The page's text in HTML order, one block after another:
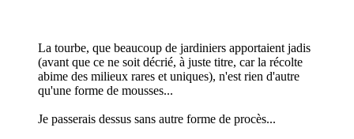
La tourbe, que beaucoup de jardiniers apportaient jadis
(avant que ce ne soit décrié, à juste titre, car la récolte
abime des milieux rares et uniques), n'est rien d'autre
qu'une forme de mousses...
Je passerais dessus sans autre forme de procès...